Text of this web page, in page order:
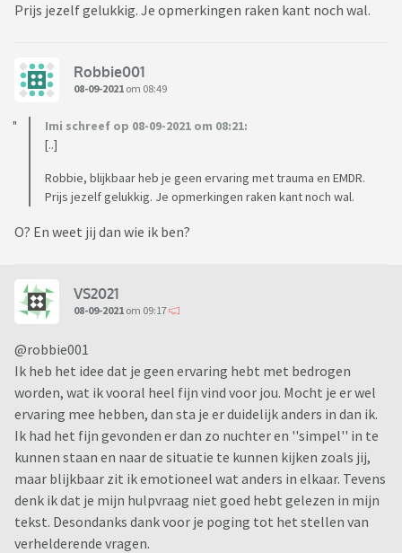
Prijs jezelf gelukkig. Je opmerkingen raken kant noch wal.
Robbie001
08-09-2021 om 08:49
Imi schreef op 08-09-2021 om 08:21:
[..]
Robbie, blijkbaar heb je geen ervaring met trauma en EMDR.
Prijs jezelf gelukkig. Je opmerkingen raken kant noch wal.
O? En weet jij dan wie ik ben?
VS2021
08-09-2021 om 09:17
@robbie001
Ik heb het idee dat je geen ervaring hebt met bedrogen
worden, wat ik vooral heel fijn vind voor jou. Mocht je er wel
ervaring mee hebben, dan sta je er duidelijk anders in dan ik.
Ik had het fijn gevonden er dan zo nuchter en ''simpel'' in te
kunnen staan en naar de situatie te kunnen kijken zoals jij,
maar blijkbaar zit ik emotioneel wat anders in elkaar. Tevens
denk ik dat je mijn hulpvraag niet goed hebt gelezen in mijn
tekst. Desondanks dank voor je poging tot het stellen van
verhelderende vragen.